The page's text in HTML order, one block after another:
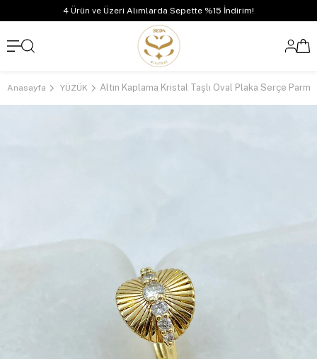
4 Ürün ve Üzeri Alımlarda Sepette %15 İndirim!
Anasayfa YÜZÜK